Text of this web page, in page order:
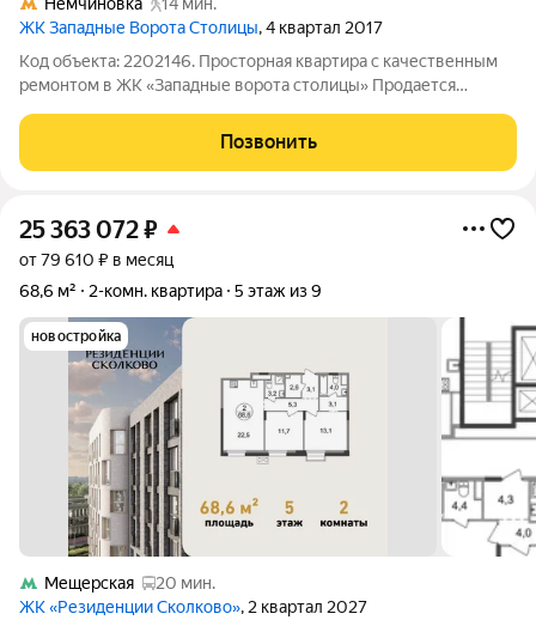
ЖК Западные Ворота Столицы, 4 квартал 2017
Код объекта: 2202146. Просторная квартира с качественным
ремонтом в ЖК «Западные ворота столицы» Продается
для себя, акцент сделан на функциональности и надежности
инженерных систем. Особенности
Позвонить
25 363 072₽
от 79 610 ₽ в месяц
68,6 м²
2-комн. квартира 5 этаж из 9
новостройка
Мещерская
20 мин.
ЖК «Резиденции Сколково», 2 квартал 2027